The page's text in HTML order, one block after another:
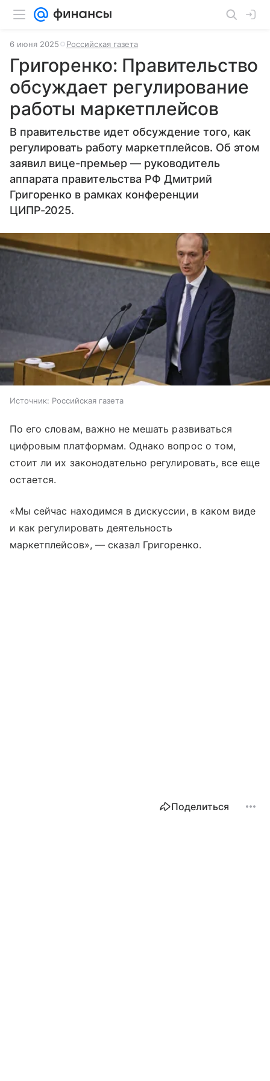
6 июня 2025 Российская газета
Григоренко: Правительство
обсуждает регулирование
работы маркетплейсов
В правительстве идет обсуждение того, как
регулировать работу маркетплейсов. Об этом
заявил вице-премьер — руководитель
аппарата правительства РФ Дмитрий
Григоренко в рамках конференции
ЦИПР-2025.
Источник: Российская газета
По его словам, важно не мешать развиваться
цифровым платформам. Однако вопрос о том,
стоит ли их законодательно регулировать, все еще
остается.
«Мы сейчас находимся в дискуссии, в каком виде
и как регулировать деятельность
маркетплейсов», — сказал Григоренко.
Поделиться